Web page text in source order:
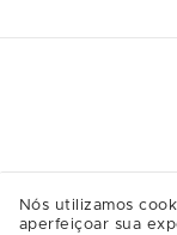
Nós utilizamos
aperfeiçoar sua